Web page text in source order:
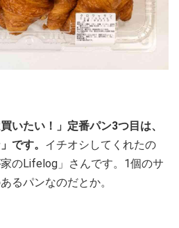
いたい！」定番パン3つ目は、
です。 イチオシしてくれたの
のLifelog」さんです。1個のサ
るパンなのだとか。